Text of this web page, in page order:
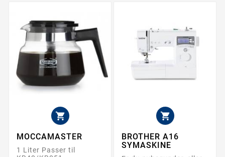

MOCCAMASTER
1 Liter Passer til

BROTHER A16
SYMASKINE